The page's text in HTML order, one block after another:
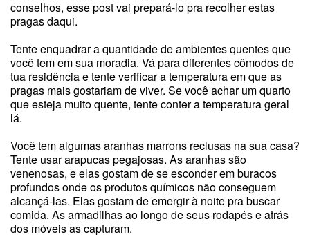
conselhos, esse post vai prepará-lo pra recolher estas
pragas daqui.
Tente enquadrar a quantidade de ambientes quentes que
você tem em sua moradia. Vá para diferentes cômodos de
tua residência e tente verificar a temperatura em que as
pragas mais gostariam de viver. Se você achar um quarto
que esteja muito quente, tente conter a temperatura geral
lá.
Você tem algumas aranhas marrons reclusas na sua casa?
Tente usar arapucas pegajosas. As aranhas são
venenosas, e elas gostam de se esconder em buracos
profundos onde os produtos químicos não conseguem
alcançá-las. Elas gostam de emergir à noite pra buscar
comida. As armadilhas ao longo de seus rodapés e atrás
dos móveis as capturam.